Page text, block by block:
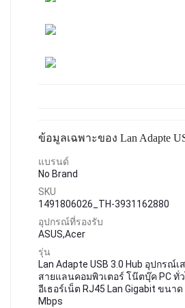
แบรนด์
No Brand
SKU
1491806026_TH-3931162880
อุปกรณ์ที่รองรับ
ASUS,Acer
รุ่น
Lan Adapte USB 3.0 Hub อุปกรณ์
สายแลนคอมพิวเตอร์ โน๊ตบุ๊ค PC ทั่
อีเธอร์เน็ต RJ45 Lan Gigabit ขนา
Mbps